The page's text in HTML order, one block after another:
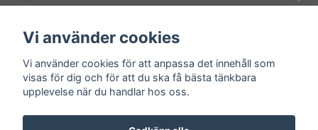
Läs mer
Sociala medier
Vi använder cookies
Vi använder cookies för att anpassa det innehåll som
visas för dig och för att du ska få bästa tänkbara
upplevelse när du handlar hos oss.